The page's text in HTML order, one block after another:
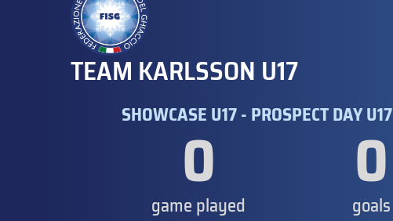
TEAM KARLSSON U17
SHOWCASE U17 - PROSPECT DAY U17
0
game played 0
goals